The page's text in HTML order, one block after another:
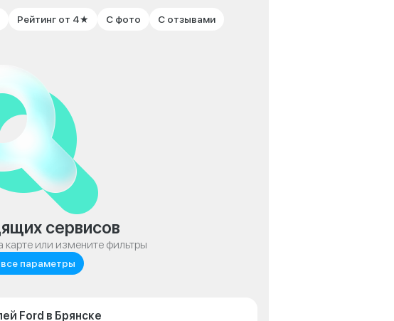
Рейтинг от 4★ С фото С отзывами
сервисов
карте или измените фильтры
параметры
Ford в Брянске